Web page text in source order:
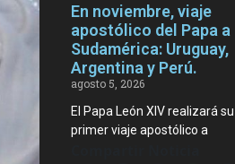
En noviembre, viaje
apostólico del Papa a
Sudamérica: Uruguay,
Argentina y Perú.
agosto 5, 2026
El Papa León XIV realizará su
primer viaje apostólico a